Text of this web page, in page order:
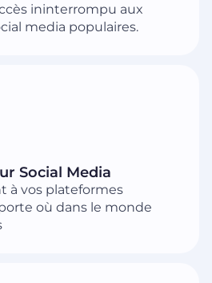
ininterrompu aux
media populaires.
Social Media
à vos plateformes
où dans le monde